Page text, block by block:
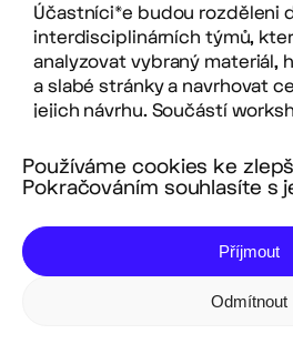
Používáme cookies ke
Pokračováním souhlasíte s
Příjmout
Odmítnout
Účastníci*e budou rozděleni
interdisciplinárních týmů,
analyzovat vybraný materiál,
a slabé stránky a navrhovat
jejich návrhu. Součástí
pomohou účastníkům při
proběhne prezentace
Workshop je určen